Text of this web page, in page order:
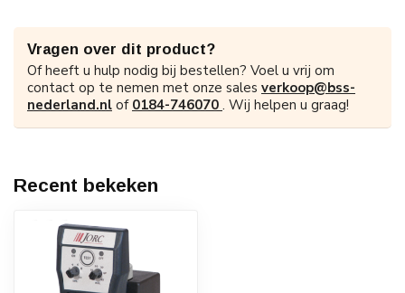
Vragen over dit product?
Of heeft u hulp nodig bij bestellen? Voel u vrij om
contact op te nemen met onze sales verkoop@bss-
nederland.nl of 0184-746070 . Wij helpen u graag!
Recent bekeken